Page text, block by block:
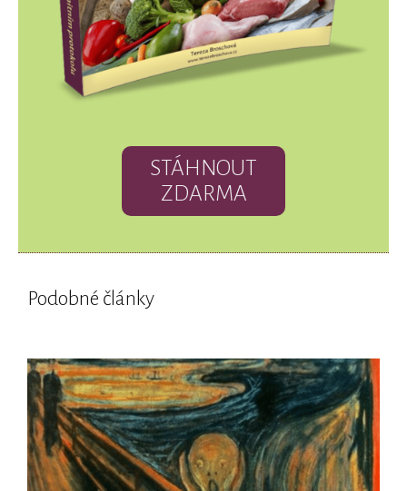
STÁHNOUT
ZDARMA
Podobné články